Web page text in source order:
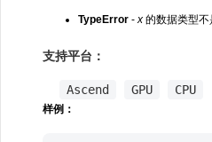
TypeError -x 的数据类型不
支持平台：
Ascend GPU CPU
样例：